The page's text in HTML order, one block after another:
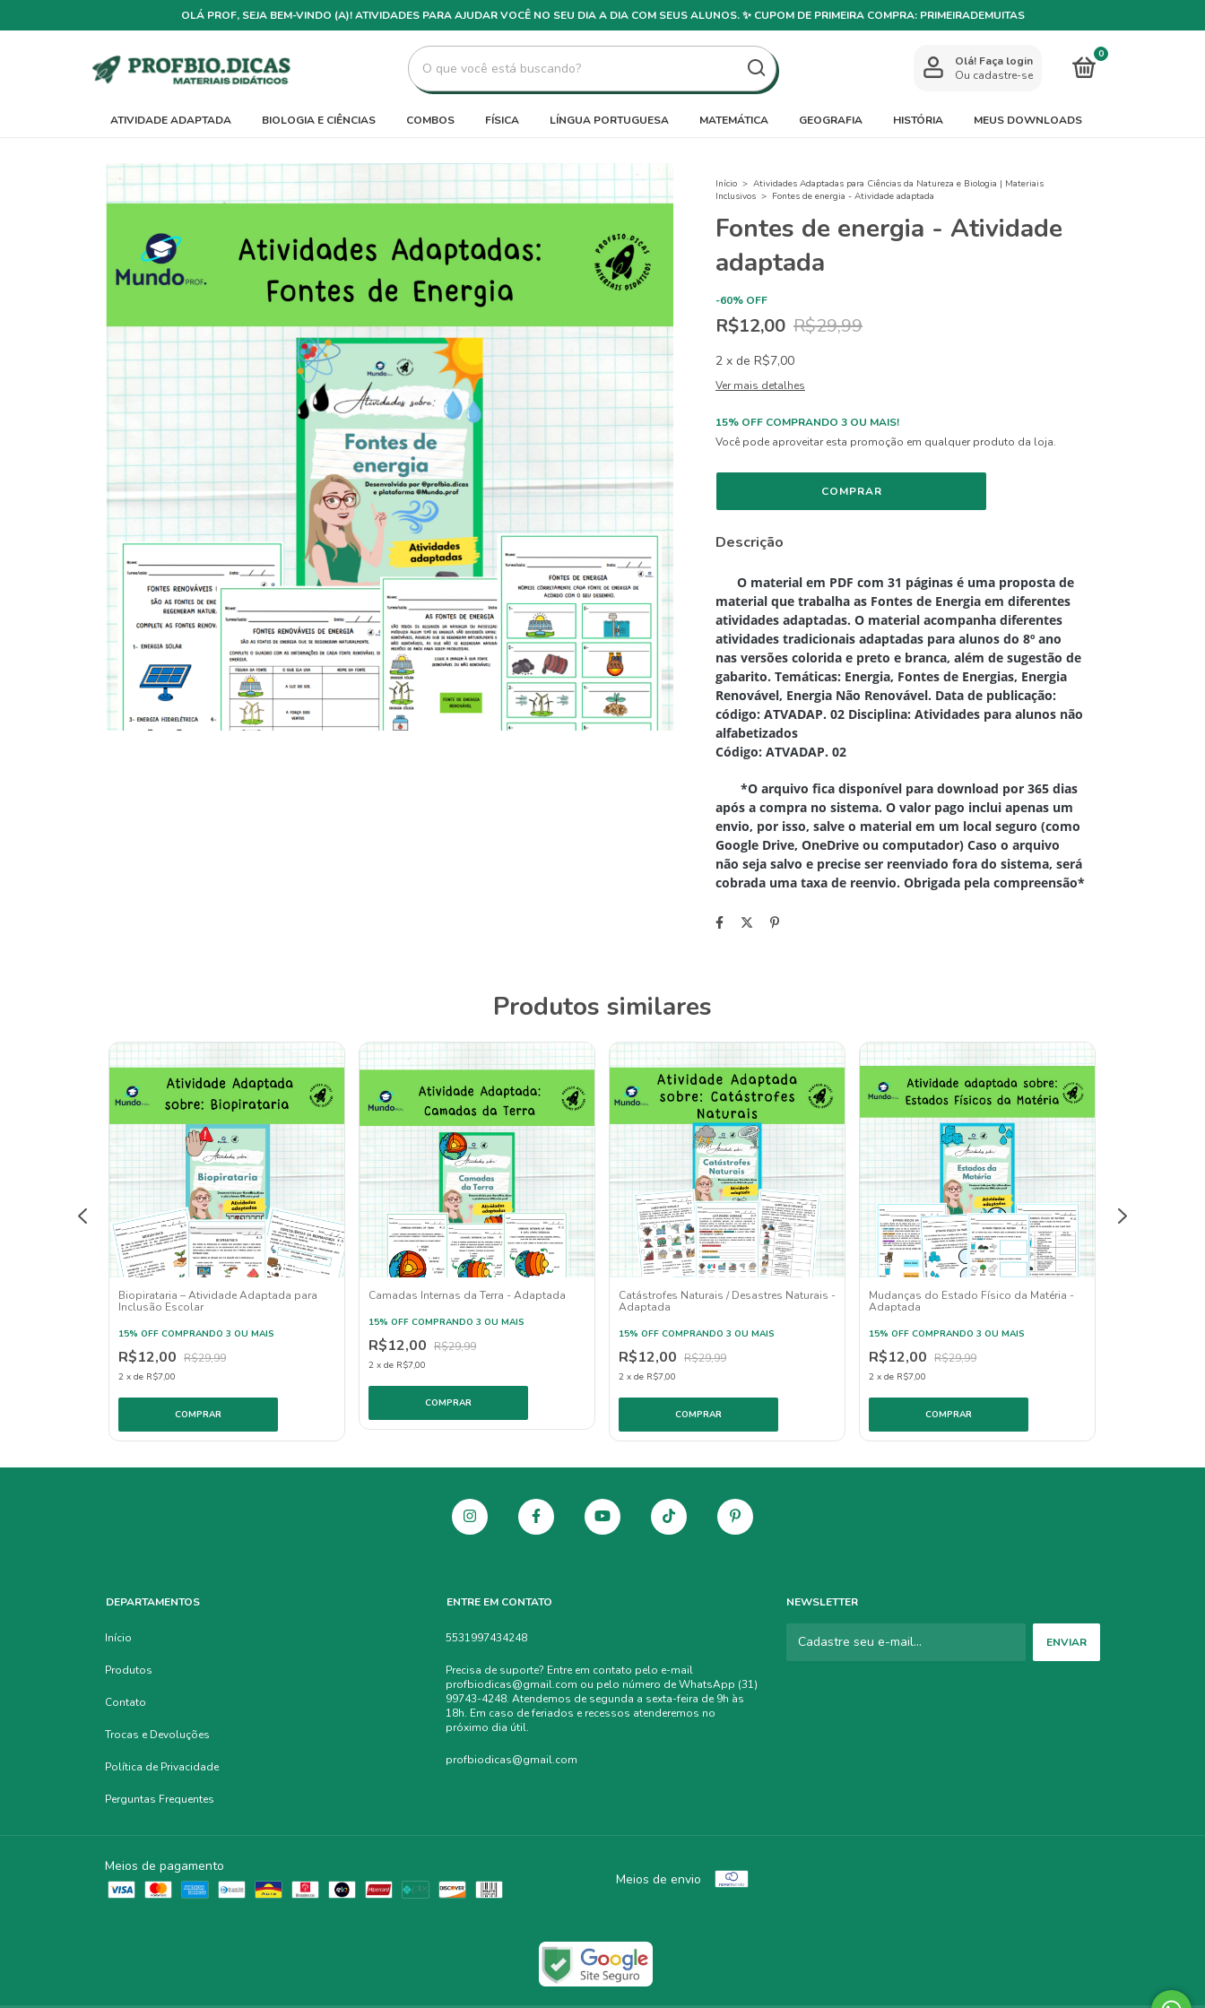
OLÁ PROF, SEJA BEM-VINDO (A)! ATIVIDADES PARA AJUDAR VOCÊ NO SEU DIA A DIA COM SEUS ALUNOS. ✨ CUPOM DE PRIMEIRA COMPRA: PRIMEIRADEMUITAS
Olá! Faça login
Ou cadastre-se
0
ATIVIDADE ADAPTADA BIOLOGIA E CIÊNCIAS COMBOS FÍSICA LÍNGUA PORTUGUESA MATEMÁTICA GEOGRAFIA HISTÓRIA MEUS DOWNLOADS
Início > Atividades Adaptadas para Ciências da Natureza e Biologia | Materiais
Inclusivos > Fontes de energia - Atividade adaptada
Fontes de energia - Atividade
adaptada
-60% OFF
R$12,00 R$29,99
2 x de R$7,00
Ver mais detalhes
15% OFF COMPRANDO 3 OU MAIS!
Você pode aproveitar esta promoção em qualquer produto da loja.
Descrição
​O material em PDF com 31 páginas é uma proposta de
material que trabalha as Fontes de Energia em diferentes
atividades adaptadas. O material acompanha diferentes
atividades tradicionais adaptadas para alunos do 8º ano
nas versões colorida e preto e branca, além de sugestão de
gabarito. Temáticas: Energia, Fontes de Energias, Energia
Renovável, Energia Não Renovável. Data de publicação:
código: ATVADAP. 02 Disciplina: Atividades para alunos não
alfabetizados
Código: ATVADAP. 02
*O arquivo fica disponível para download por 365 dias
após a compra no sistema. O valor pago inclui apenas um
envio, por isso, salve o material em um local seguro (como
Google Drive, OneDrive ou computador) Caso o arquivo
não seja salvo e precise ser reenviado fora do sistema, será
cobrada uma taxa de reenvio. Obrigada pela compreensão*
Produtos similares
Biopirataria – Atividade Adaptada para
Inclusão Escolar
15% OFF COMPRANDO 3 OU MAIS
R$12,00 R$29,99
2 x de R$7,00
Camadas Internas da Terra - Adaptada
15% OFF COMPRANDO 3 OU MAIS
R$12,00 R$29,99
2 x de R$7,00
Catástrofes Naturais / Desastres Naturais -
Adaptada
15% OFF COMPRANDO 3 OU MAIS
R$12,00 R$29,99
2 x de R$7,00
Mudanças do Estado Físico da Matéria -
Adaptada
15% OFF COMPRANDO 3 OU MAIS
R$12,00 R$29,99
2 x de R$7,00
DEPARTAMENTOS
Início
Produtos
Contato
Trocas e Devoluções
Política de Privacidade
Perguntas Frequentes
ENTRE EM CONTATO
5531997434248
Precisa de suporte? Entre em contato pelo e-mail
profbiodicas@gmail.com ou pelo número de WhatsApp (31)
99743-4248. Atendemos de segunda a sexta-feira de 9h às
18h. Em caso de feriados e recessos atenderemos no
próximo dia útil.
profbiodicas@gmail.com
NEWSLETTER
Meios de pagamento
Meios de envio